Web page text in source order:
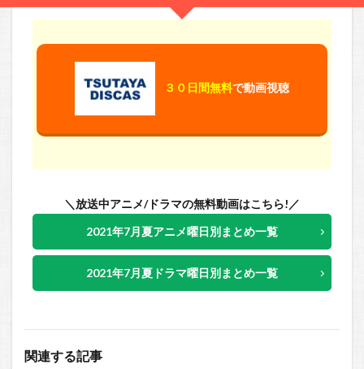
３０日間無料で動画視聴
＼放送中アニメ/ドラマの無料動画はこちら!／
2021年7月夏アニメ曜日別まとめ一覧
2021年7月夏ドラマ曜日別まとめ一覧
関連する記事